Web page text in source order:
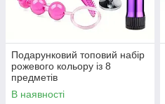
Подарунковий топовий набір
рожевого кольору із 8
предметів
В наявності